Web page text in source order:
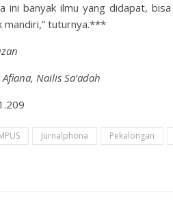
ini banyak ilmu yang didapat,
mandiri,” tuturnya.***
Nailis Sa’adah
Jurnalphona Pekalongan